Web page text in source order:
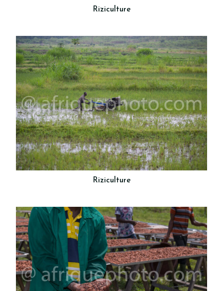
Riziculture
Riziculture